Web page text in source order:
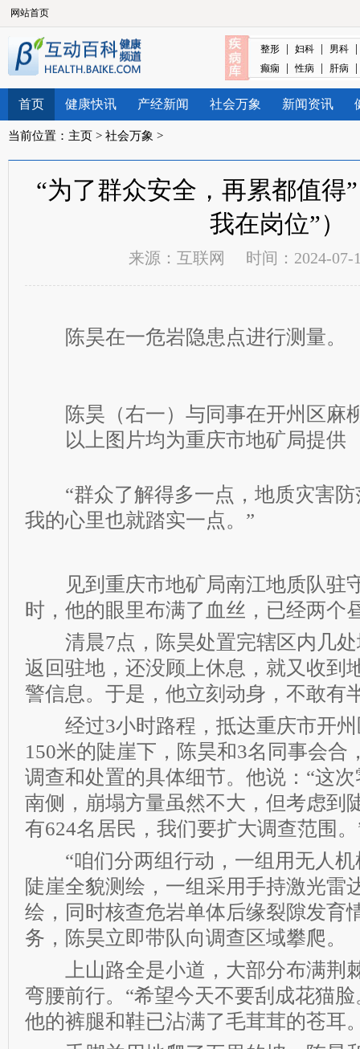
网站首页
整形 | 妇科 | 男科 |
癫痫 | 性病 | 肝病 |
首页 健康快讯 产经新闻 社会万象 新闻资讯
当前位置： 主页 > 社会万象 >
“为了群众安全，再累都值得
我在岗位”）
来源： 互联网 时间：2024-07-
陈昊在一危岩隐患点进行测量。
陈昊（右一）与同事在开州区麻
以上图片均为重庆市地矿局提供
“群众了解得多一点，地质灾害防
我的心里也就踏实一点。”
见到重庆市地矿局南江地质队驻
时，他的眼里布满了血丝，已经两个
清晨7点，陈昊处置完辖区内几处
返回驻地，还没顾上休息，就又收到
警信息。于是，他立刻动身，不敢有
经过3小时路程，抵达重庆市开州
150米的陡崖下，陈昊和3名同事会合
调查和处置的具体细节。他说：“这
南侧，崩塌方量虽然不大，但考虑到
有624名居民，我们要扩大调查范围。
“咱们分两组行动，一组用无人机
陡崖全貌测绘，一组采用手持激光雷
绘，同时核查危岩单体后缘裂隙发育
务，陈昊立即带队向调查区域攀爬。
上山路全是小道，大部分布满荆
弯腰前行。“希望今天不要刮成花猫
他的裤腿和鞋已沾满了毛茸茸的苍耳